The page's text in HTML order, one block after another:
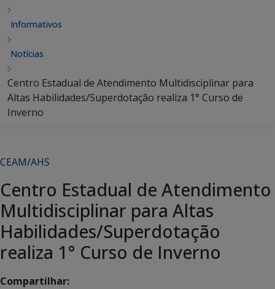
Informativos
Notícias
Centro Estadual de Atendimento Multidisciplinar para
Altas Habilidades/Superdotação realiza 1° Curso de
Inverno
CEAM/AHS
Centro Estadual de Atendimento
Multidisciplinar para Altas
Habilidades/Superdotação
realiza 1° Curso de Inverno
Compartilhar: